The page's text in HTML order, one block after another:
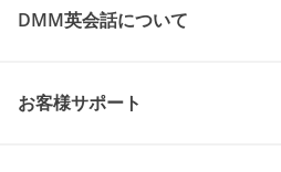
DMM英会話について
お客様サポート